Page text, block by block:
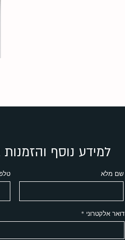
למידע נוסף
שם מלא
דואר אלקטרוני